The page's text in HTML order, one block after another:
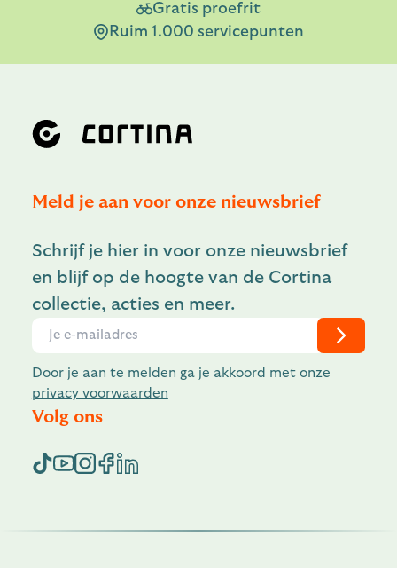
Gratis proefrit
Ruim 1.000 servicepunten
Meld je aan voor onze nieuwsbrief
Schrijf je hier in voor onze nieuwsbrief
en blijf op de hoogte van de Cortina
collectie, acties en meer.
Door je aan te melden ga je akkoord met onze
privacy voorwaarden
Volg ons